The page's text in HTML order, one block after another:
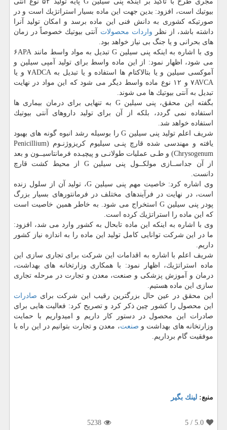
بیوتیك است، افزود: بدین جهت این ماده بسیار استراتژیك است و در
صورتیكه كشوری به دانش فنی این ماده برسد و امكان تولید آنرا
داشته باشد، از نظر واردات محصولات آنتی بیوتیك خصوصاً در زمان
های بحرانی و یا جنگ بی نیاز خواهد بود.
وی با اشاره به اینكه پنی سیلین G تبدیل به مواد واسط مانند ۶APA
می شود، اظهار نمود: از این ماده واسط برای تولید آمپی سیلین و
آموكسی سیلین و یا بتالاكتام ها استفاده و یا تبدیل به ۷ADCA و یا
۷AVCA و ۱۲ نوع ماده واسط دیگر می شود كه این مواد در نهایت
تبدیل به آنتی بیوتیك ها می شوند.
بگفته این محقق، پنی سیلین G به تنهایی برای درمان بیماری ها
استفاده نمی گردد، بلكه از آن برای تولید داروهای آنتی بیوتیك
استفاده خواهد شد.
شریف اعلم تولید پنی سیلین G را بوسیله رشد انبوه گونه های بهبود
یافته و مهندسی شده قارچ پنـی سیلیوم كریزوژنـوم (Penicillium
Chrysogenum) و طـی عملیات طولانـی و پیچیـده فرمانتاسیــون و بعد
از آن جداســازی مولكــول پنی سیلین G از محیط كشت قارچ
دانست.
وی اشاره كرد: خاصیت مهم پنی سیلین G، تولید آن از سلول زنده
است، در نهایت در فرآیندهای مختلف در فرمانتورهای بسیار بزرگ
پودر پنی سیلین G استخراج می شود. به خاطر همین خاصیت است
كه این ماده را استراتژیك كرده است.
وی با اشاره به اینكه این ماده تابحال به كشور وارد می شد، افزود:
ما در این شركت توانایی كامل تولید این ماده را به اندازه نیاز كشور
داریم.
شریف اعلم با اشاره به اقدامات این شركت برای تجاری سازی این
ماده استراتژیك، اظهار نمود: با همكاری وزارتخانه های بهداشت،
درمان و آموزش پزشكی و صنعت، معدن و تجارت در مرحله تجاری
سازی این ماده هستیم.
این محقق در عین حال بزرگترین رقیب این شركت برای صادرات
این محصول را كشور چین ذكر كرد و تصریح كرد: فعالیت هایی برای
صادرات این محصول در دستور كار داریم و امیدواریم با حمایت
وزارتخانه های بهداشت و صنعت، معدن و تجارت بتوانیم در این راه با
موفقیت گام برداریم.
منبع: لینك بگیر
5.0
/ 5
5238